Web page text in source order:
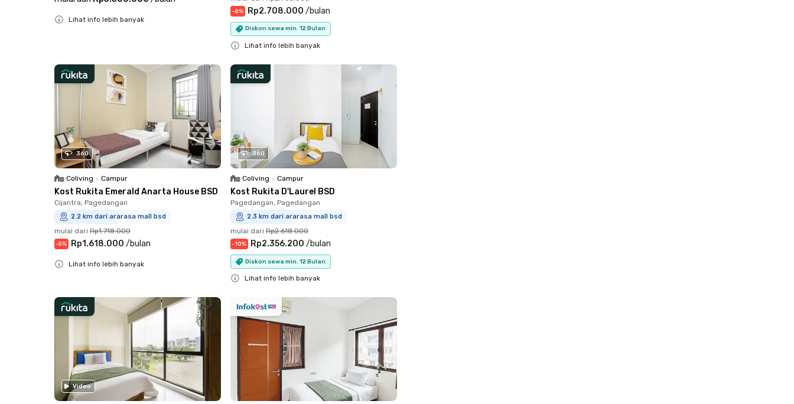
Lihat info lebih banyak
-8% Rp2.708.000 /bulan
Diskon sewa min. 12 Bulan
Lihat info lebih banyak
360
Coliving • Campur
Kost Rukita Emerald Anarta House BSD
Cijantra, Pagedangan
2.2 km dari ararasa mall bsd
mulai dari Rp1.718.000
-5% Rp1.618.000 /bulan
Lihat info lebih banyak
360
Coliving • Campur
Kost Rukita D'Laurel BSD
Pagedangan, Pagedangan
2.3 km dari ararasa mall bsd
mulai dari Rp2.618.000
-10% Rp2.356.200 /bulan
Diskon sewa min. 12 Bulan
Lihat info lebih banyak
Video